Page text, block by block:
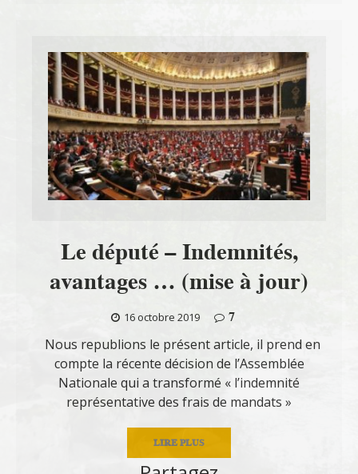
Le député – Indemnités,
avantages … (mise à jour)
16 octobre 2019
7
Nous republions le présent article, il prend en
compte la récente décision de l’Assemblée
Nationale qui a transformé « l’indemnité
représentative des frais de mandats »
LIRE PLUS